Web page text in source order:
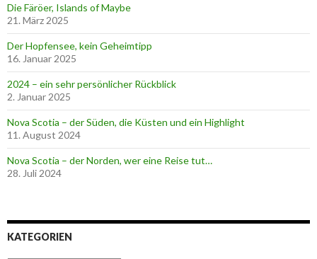
Die Färöer, Islands of Maybe
21. März 2025
Der Hopfensee, kein Geheimtipp
16. Januar 2025
2024 – ein sehr persönlicher Rückblick
2. Januar 2025
Nova Scotia – der Süden, die Küsten und ein Highlight
11. August 2024
Nova Scotia – der Norden, wer eine Reise tut…
28. Juli 2024
KATEGORIEN